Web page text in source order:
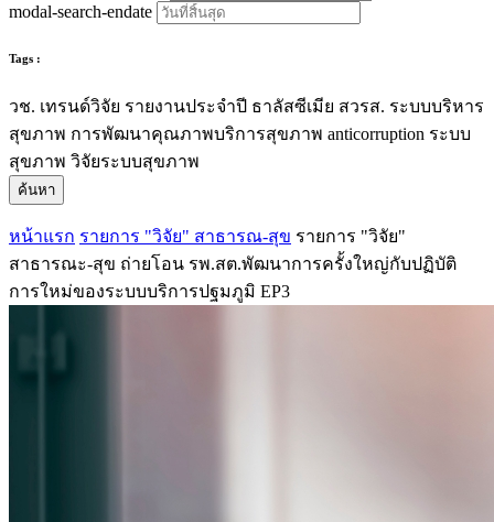
modal-search-endate
Tags :
วช. เทรนด์วิจัย รายงานประจำปี ธาลัสซีเมีย สวรส. ระบบบริหาร
สุขภาพ การพัฒนาคุณภาพบริการสุขภาพ anticorruption ระบบ
สุขภาพ วิจัยระบบสุขภาพ
ค้นหา
หน้าแรก รายการ "วิจัย" สาธารณ-สุข รายการ "วิจัย"
สาธารณะ-สุข ถ่ายโอน รพ.สต.พัฒนาการครั้งใหญ่กับปฏิบัติ
การใหม่ของระบบบริการปฐมภูมิ EP3